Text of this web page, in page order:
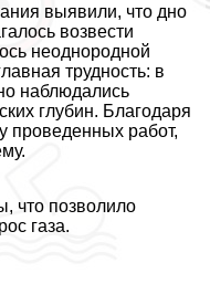
выявили, что дно
возвести
неоднородной
трудность: в
наблюдались
глубин. Благодаря
проведенных работ,
что позволило
газа.